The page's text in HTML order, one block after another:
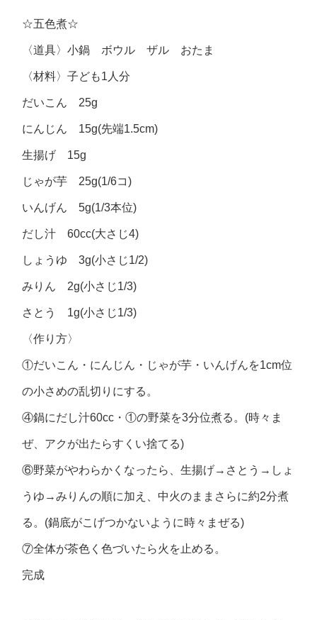
☆五色煮☆
〈道具〉小鍋 ボウル ザル おたま
〈材料〉子ども1人分
だいこん 25g
にんじん 15g(先端1.5cm)
生揚げ 15g
じゃが芋 25g(1/6コ)
いんげん 5g(1/3本位)
だし汁 60cc(大さじ4)
しょうゆ 3g(小さじ1/2)
みりん 2g(小さじ1/3)
さとう 1g(小さじ1/3)
〈作り方〉
①だいこん・にんじん・じゃが芋・いんげんを1cm位
の小さめの乱切りにする。
④鍋にだし汁60cc・①の野菜を3分位煮る。(時々ま
ぜ、アクが出たらすくい捨てる)
⑥野菜がやわらかくなったら、生揚げ→さとう→しょ
うゆ→みりんの順に加え、中火のままさらに約2分煮
る。(鍋底がこげつかないように時々まぜる)
⑦全体が茶色く色づいたら火を止める。
完成